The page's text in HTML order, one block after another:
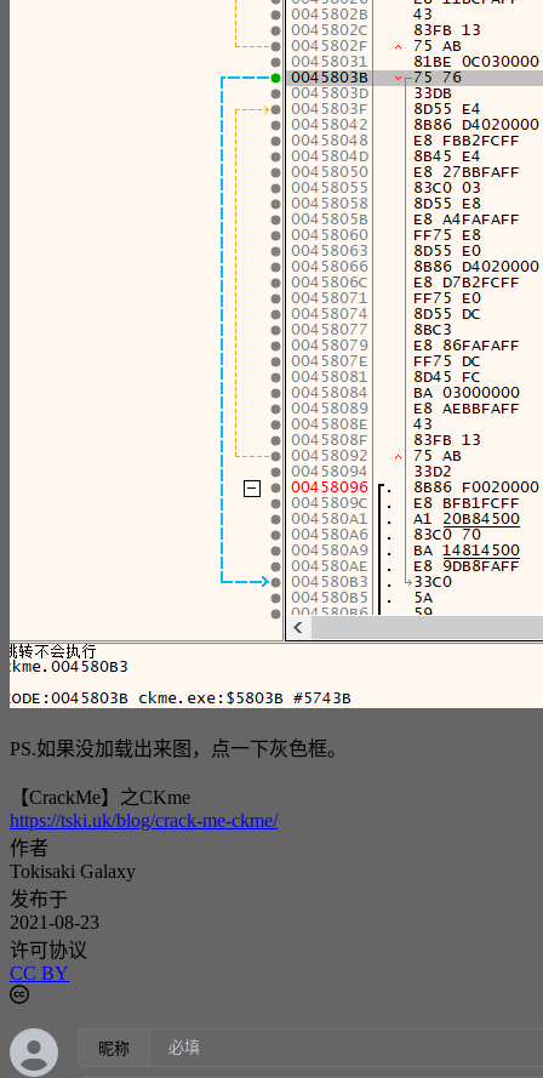
PS.如果没加载出来图，点一下灰色框。
【CrackMe】之CKme
https://tski.uk/blog/crack-me-ckme/
作者
Tokisaki Galaxy
发布于
2021-08-23
许可协议
CC BY
昵称